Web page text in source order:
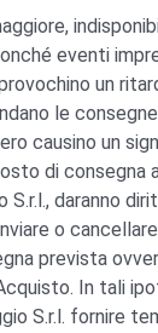
eventi
un
le
causino un
di consegna
S.r.l., daranno
o
prevista
In tali
S.r.l. fornire